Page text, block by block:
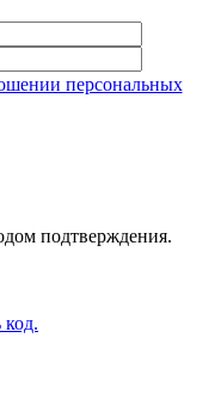
персональных
подтверждения.